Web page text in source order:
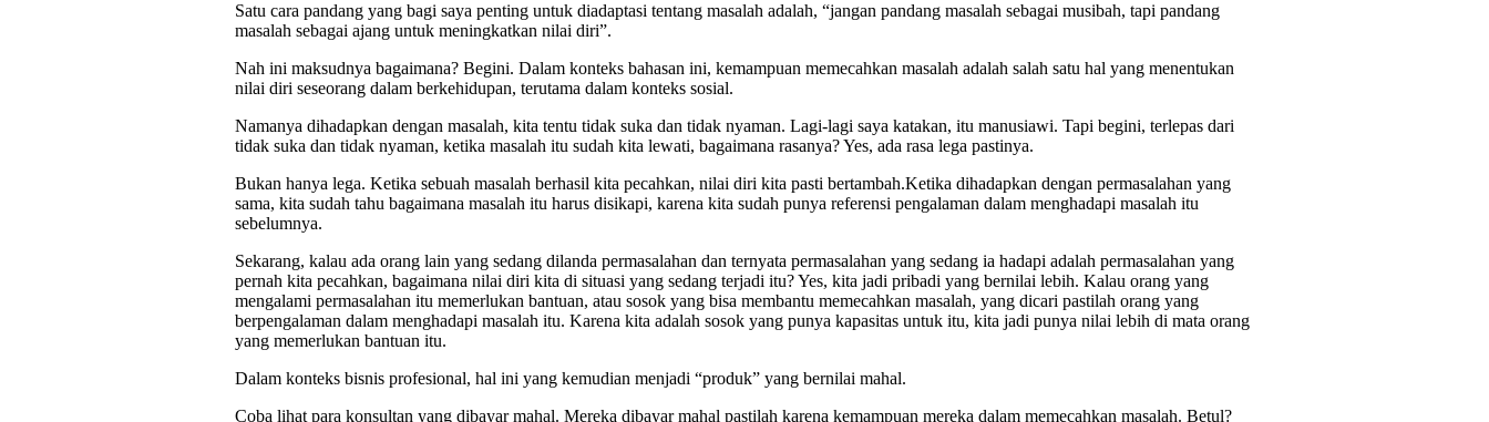
Satu cara pandang yang bagi saya penting untuk diadaptasi tentang masalah adalah, “jangan pandang masalah sebagai musibah, tapi pandang
masalah sebagai ajang untuk meningkatkan nilai diri”.
Nah ini maksudnya bagaimana? Begini. Dalam konteks bahasan ini, kemampuan memecahkan masalah adalah salah satu hal yang menentukan
nilai diri seseorang dalam berkehidupan, terutama dalam konteks sosial.
Namanya dihadapkan dengan masalah, kita tentu tidak suka dan tidak nyaman. Lagi-lagi saya katakan, itu manusiawi. Tapi begini, terlepas dari
tidak suka dan tidak nyaman, ketika masalah itu sudah kita lewati, bagaimana rasanya? Yes, ada rasa lega pastinya.
Bukan hanya lega. Ketika sebuah masalah berhasil kita pecahkan, nilai diri kita pasti bertambah.Ketika dihadapkan dengan permasalahan yang
sama, kita sudah tahu bagaimana masalah itu harus disikapi, karena kita sudah punya referensi pengalaman dalam menghadapi masalah itu
sebelumnya.
Sekarang, kalau ada orang lain yang sedang dilanda permasalahan dan ternyata permasalahan yang sedang ia hadapi adalah permasalahan yang
pernah kita pecahkan, bagaimana nilai diri kita di situasi yang sedang terjadi itu? Yes, kita jadi pribadi yang bernilai lebih. Kalau orang yang
mengalami permasalahan itu memerlukan bantuan, atau sosok yang bisa membantu memecahkan masalah, yang dicari pastilah orang yang
berpengalaman dalam menghadapi masalah itu. Karena kita adalah sosok yang punya kapasitas untuk itu, kita jadi punya nilai lebih di mata orang
yang memerlukan bantuan itu.
Dalam konteks bisnis profesional, hal ini yang kemudian menjadi “produk” yang bernilai mahal.
Coba lihat para konsultan yang dibayar mahal. Mereka dibayar mahal pastilah karena kemampuan mereka dalam memecahkan masalah. Betul?